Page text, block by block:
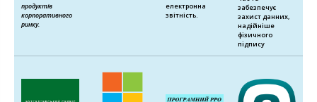
продуктів
корпоративного
ринку.
електронна
звітність.
забезпечує
захист данних,
надійніше
фізичного
підпису